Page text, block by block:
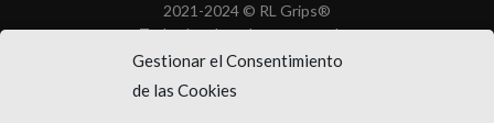
Gestionar el Consentimiento
de las Cookies
2021-2024 © RL Grips®
Todos los derechos reservados